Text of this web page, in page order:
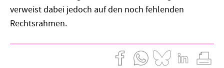
verweist dabei jedoch auf den noch fehlenden
Rechtsrahmen.